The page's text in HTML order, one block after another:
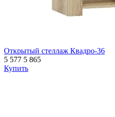
Открытый стеллаж Квадро-36
5 577 5 865
Купить